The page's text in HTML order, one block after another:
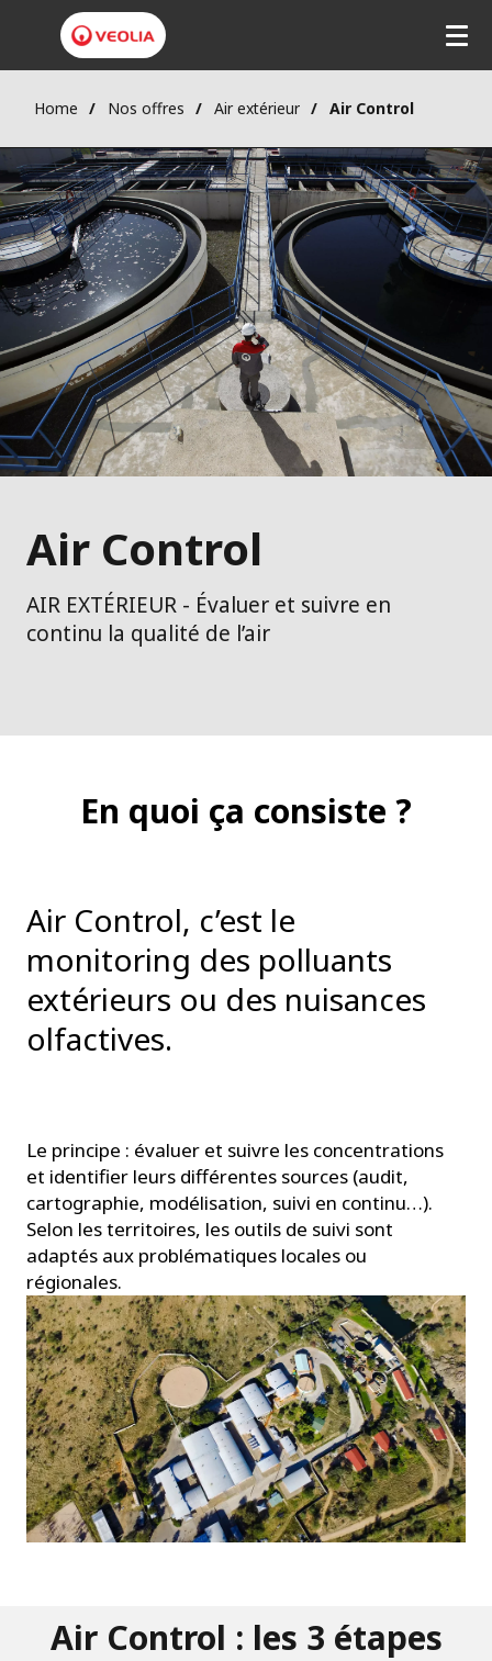
Home Nos offres Air extérieur Air Control
Air Control
AIR EXTÉRIEUR - Évaluer et suivre en
continu la qualité de l’air
En quoi ça consiste ?
Air Control, c’est le
monitoring des polluants
extérieurs ou des nuisances
olfactives.
Le principe : évaluer et suivre les concentrations
et identifier leurs différentes sources (audit,
cartographie, modélisation, suivi en continu…).
Selon les territoires, les outils de suivi sont
adaptés aux problématiques locales ou
régionales.
Air Control : les 3 étapes